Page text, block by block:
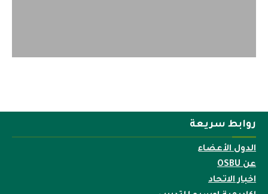
روابط سريعة
الدول الأعضاء
عن OSBU
اخبار الاتحاد